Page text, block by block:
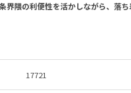
界隈の利便性を活かしながら、落
17721